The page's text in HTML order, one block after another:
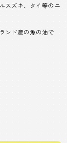
スズキ、タイ等のニ
ンド産の魚の油で